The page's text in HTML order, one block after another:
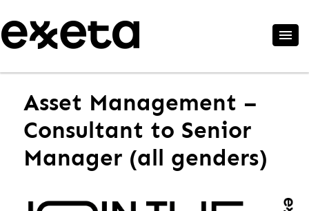
Asset Management –
Consultant to Senior
Manager (all genders)